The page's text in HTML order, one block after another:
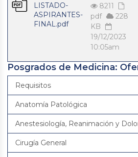
LISTADO-
ASPIRANTES-
FINAL.pdf
8211
pdf
228
KB
19/12/2023
10:05am
Posgrados de Medicina:
Requisitos
Anatomía Patológica
Anestesiología, Reanimación y
Cirugía General